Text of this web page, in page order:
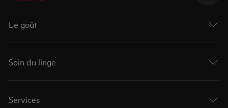
Le goût
Soin du linge
Services